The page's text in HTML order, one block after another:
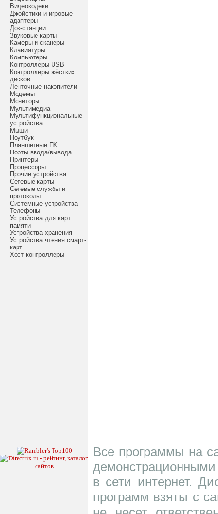
Видеокодеки
Джойстики и игровые
адаптеры
Док-станции
Звуковые карты
Камеры и сканеры
Клавиатуры
Компьютеры
Контроллеры USB
Контроллеры жёстких
дисков
Ленточные накопители
Модемы
Мониторы
Мультимедиа
Мультифункциональные
устройства
Мыши
Ноутбук
Планшетные ПК
Порты ввода/вывода
Принтеры
Процессоры
Прочие устройства
Сетевые карты
Сетевые службы и
протоколы
Системные устройства
Телефоны
Устройства для карт
памяти
Устройства хранения
Устройства чтения смарт-
карт
Хост контроллеры
Все программы на
в сети интернет.
программ взяты с